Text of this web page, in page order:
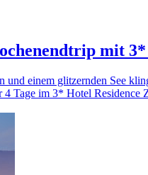
mit
und einem glitzernden See
4 Tage im 3* Hotel Residence